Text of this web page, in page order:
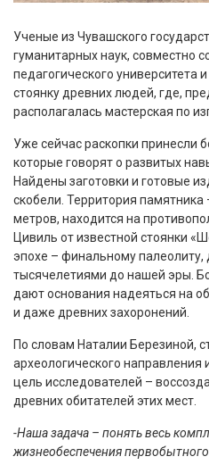
Ученые из Чувашского
гуманитарных наук, совместно
педагогического университета
стоянку древних людей, где,
располагалась мастерская по
Уже сейчас раскопки принесли
которые говорят о развитых
Найдены заготовки и готовые
скобели. Территория
метров, находится на
Цивиль от известной стоянки
эпохе – финальному палеолиту,
тысячелетиями до нашей эры.
дают основания надеяться на
и даже древних захоронений.
По словам Наталии Березиной,
археологического направления
цель исследователей –
древних обитателей этих мест.
-Наша задача – понять весь
жизнеобеспечения